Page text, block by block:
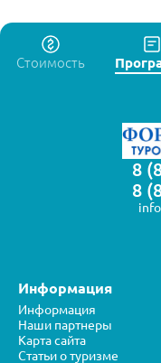
Стоимость
8
8
Информация
Информация
Наши партнеры
Карта сайта
Статьи о туризме